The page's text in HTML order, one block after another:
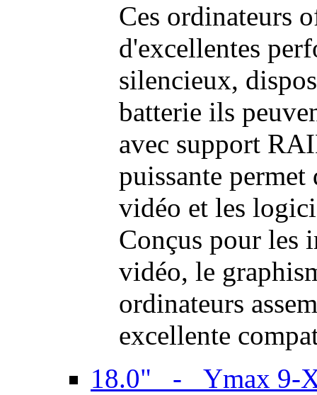
Ces ordinateurs
d'excellentes
silencieux,
batterie ils
avec support
puissante permet
vidéo et les
Conçus pour les
vidéo, le
ordinateurs
excellente
18.0" - Ymax 9-